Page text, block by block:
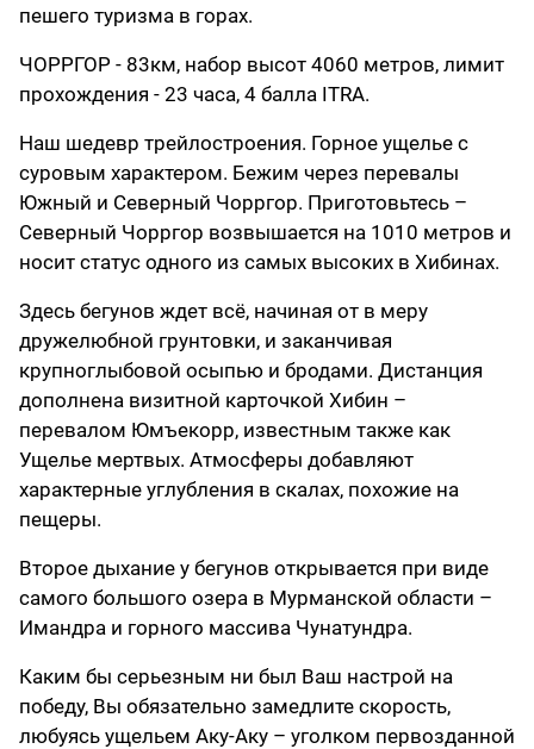
пешего туризма в горах.
ЧОРРГОР - 83км, набор высот 4060 метров, лимит
прохождения - 23 часа, 4 балла ITRA.
Наш шедевр трейлостроения. Горное ущелье с
суровым характером. Бежим через перевалы
Южный и Северный Чорргор. Приготовьтесь –
Северный Чорргор возвышается на 1010 метров и
носит статус одного из самых высоких в Хибинах.
Здесь бегунов ждет всё, начиная от в меру
дружелюбной грунтовки, и заканчивая
крупноглыбовой осыпью и бродами. Дистанция
дополнена визитной карточкой Хибин –
перевалом Юмъекорр, известным также как
Ущелье мертвых. Атмосферы добавляют
характерные углубления в скалах, похожие на
пещеры.
Второе дыхание у бегунов открывается при виде
самого большого озера в Мурманской области –
Имандра и горного массива Чунатундра.
Каким бы серьезным ни был Ваш настрой на
победу, Вы обязательно замедлите скорость,
любуясь ущельем Аку-Аку – уголком первозданной